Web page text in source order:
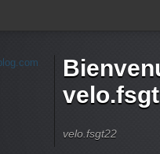
velo.fsgt22